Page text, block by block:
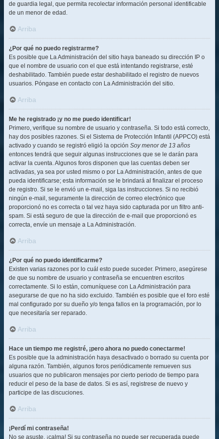
de guardia legal, que permita recolectar información personal identificable
de un menor de edad.
Arriba
¿Por qué no puedo registrarme?
Es posible que La Administración del sitio haya baneado su dirección IP o
que el nombre de usuario con el que está intentando registrarse, esté
deshabilitado. También puede estar deshabilitado el registro de nuevos
usuarios. Póngase en contacto con La Administración del sitio.
Arriba
Me he registrado ¡y no me puedo identificar!
Primero, verifique su nombre de usuario y contraseña. Si todo está correcto,
hay dos posibles razones. Si el Sistema de Protección Infantil (APPCO) está
activado y cuando se registró eligió la opción Soy menor de 13 años
entonces tendrá que seguir algunas instrucciones que se le darán para
activar la cuenta. Algunos foros disponen que las cuentas deben ser
activadas, ya sea por usted mismo o por La Administración, antes de que
pueda identificarse; esta información se le brindará al finalizar el proceso
de registro. Si se le envió un e-mail, siga las instrucciones. Si no recibió
ningún e-mail, seguramente la dirección de correo electrónico que
proporcionó no es correcta o tal vez haya sido capturada por un filtro anti-
spam. Si está seguro de que la dirección de e-mail que proporcionó es
correcta, envíe un mensaje a La Administración.
Arriba
¿Por qué no puedo identificarme?
Existen varias razones por lo cuál esto puede suceder. Primero, asegúrese
de que su nombre de usuario y contraseña se encuentren escritos
correctamente. Si lo están, comuníquese con La Administración para
asegurarse de que no ha sido excluido. También es posible que el foro esté
mal configurado por su dueño y/o tenga fallos en la programación, por lo
que necesitaría ser reparado.
Arriba
Hace un tiempo me registré, ¡pero ahora no puedo conectarme!
Es posible que la administración haya desactivado o borrado su cuenta por
alguna razón. También, algunos foros periódicamente remueven sus
usuarios que no publicaron mensajes por cierto periodo de tiempo para
reducir el peso de la base de datos. Si es así, registrese de nuevo y
participe de las discuciones.
Arriba
¡Perdí mi contraseña!
No se asuste, ¡calma! Si su contraseña no puede ser recuperada puede